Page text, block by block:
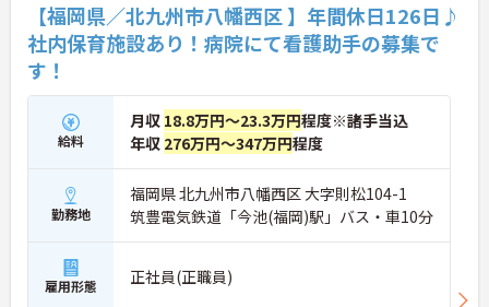
【福岡県／北九州市八幡西区 】年間休日126日♪
社内保育施設あり！病院にて看護助手の募集で
す！
給料
月収 18.8万円～23.3万円程度※諸手当込
年収 276万円～347万円程度
勤務地
福岡県 北九州市八幡西区 大字則松104-1
筑豊電気鉄道「今池(福岡)駅」バス・車10分
雇用形態 正社員(正職員)